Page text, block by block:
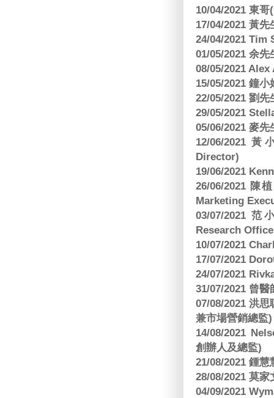
10/04/2021 東
17/04/2021 黃
24/04/2021 Tim
01/05/2021 余
08/05/2021
15/05/2021 鐘
22/05/2021 劉
29/05/2021
05/06/2021 麥
12/06/2021
Director)
19/06/2021
26/06/2021 陳
Marketing
03/07/2021 范
Research
10/07/2021
17/07/2021
24/07/2021
31/07/2021 曾
07/08/2021 洪
兼市場營銷總監)
14/08/2021
創辦人及總監)
21/08/2021 鍾
28/08/2021 莫
04/09/2021